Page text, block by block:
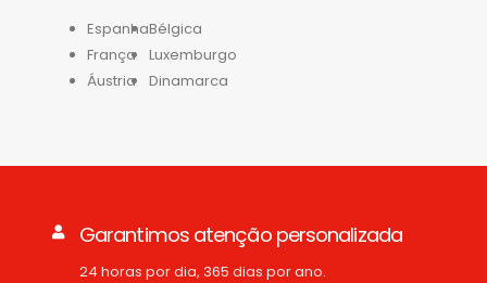
Espanha
França
Áustria
Bélgica
Luxemburgo
Dinamarca
Garantimos atenção personalizada
24 horas por dia, 365 dias por ano.